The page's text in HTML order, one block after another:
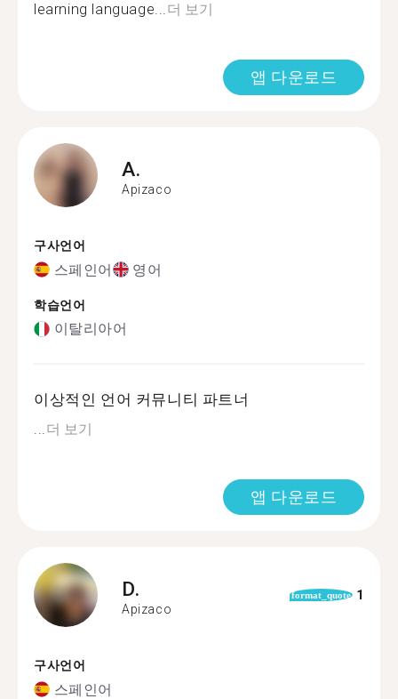
learning language...더 보기
앱 다운로드
A.
Apizaco
구사언어
스페인어 영어
학습언어
이탈리아어
이상적인 언어 커뮤니티 파트너
...더 보기
앱 다운로드
D.
Apizaco
format_quote 1
구사언어
스페인어